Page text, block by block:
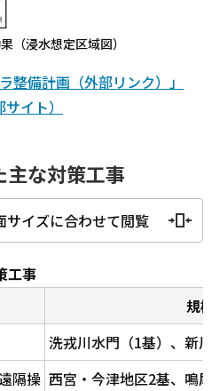
（浸水想定区域図）
整備計画（外部リンク）」
サイト）
主な対策工事
サイズに合わせて閲覧
工事
規
洗戎川水門（1基）、新
隔操 西宮・今津地区2基、鳴